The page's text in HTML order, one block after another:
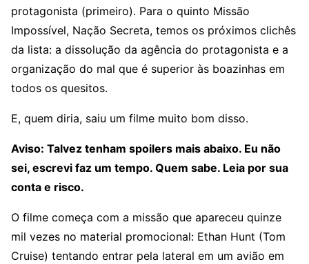
protagonista (primeiro). Para o quinto Missão
Impossível, Nação Secreta, temos os próximos clichês
da lista: a dissolução da agência do protagonista e a
organização do mal que é superior às boazinhas em
todos os quesitos.
E, quem diria, saiu um filme muito bom disso.
Aviso: Talvez tenham spoilers mais abaixo. Eu não
sei, escrevi faz um tempo. Quem sabe. Leia por sua
conta e risco.
O filme começa com a missão que apareceu quinze
mil vezes no material promocional: Ethan Hunt (Tom
Cruise) tentando entrar pela lateral em um avião em